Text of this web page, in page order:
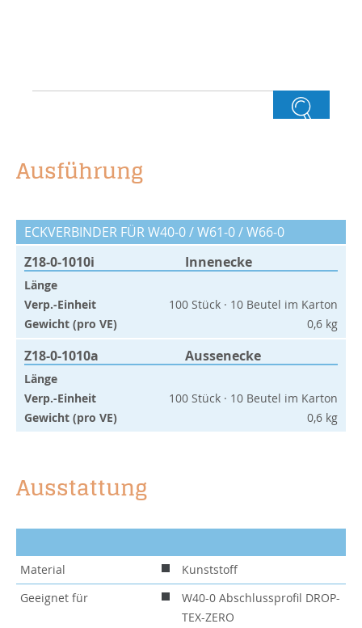
Ausführung
ECKVERBINDER FÜR W40-0 / W61-0 / W66-0
Z18-0-1010i
Innenecke
Länge
Verp.-Einheit
100 Stück · 10 Beutel im Karton
Gewicht (pro VE)
0,6 kg
Z18-0-1010a Aussenecke
Länge
Verp.-Einheit
100 Stück · 10 Beutel im Karton
Gewicht (pro VE)
0,6 kg
Ausstattung
Material
Kunststoff
Geeignet für
W40-0 Abschlussprofil DROP-
TEX-ZERO